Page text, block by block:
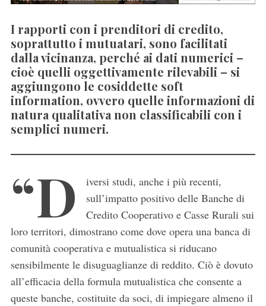
I rapporti con i prenditori di credito,
soprattutto i mutuatari, sono facilitati
dalla vicinanza, perché ai dati numerici –
cioè quelli oggettivamente rilevabili – si
aggiungono le cosiddette soft
information, ovvero quelle informazioni di
natura qualitativa non classificabili con i
semplici numeri.
“D
iversi studi, anche i più recenti,
sull’impatto positivo delle Banche di
Credito Cooperativo e Casse Rurali sui
loro territori, dimostrano come dove opera una banca di
comunità cooperativa e mutualistica si riducano
sensibilmente le disuguaglianze di reddito. Ciò è dovuto
all’efficacia della formula mutualistica che consente a
queste banche, costituite da soci, di impiegare almeno il